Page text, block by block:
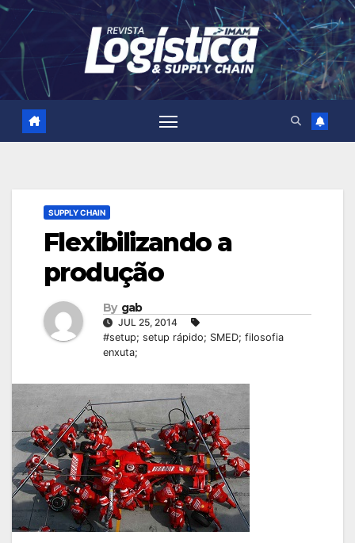
Skip
content
SUPPLY CHAIN
Flexibilizando a
produção
By gab
JUL 25, 2014
#setup; setup rápido; SMED; filosofia
enxuta;